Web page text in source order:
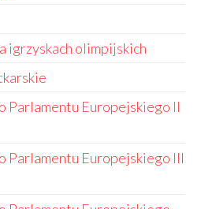
igrzyskach olimpijskich
Parlamentu Europejskiego II
Parlamentu Europejskiego III